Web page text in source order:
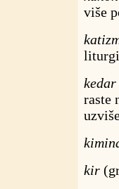
više
kedar
raste
kir